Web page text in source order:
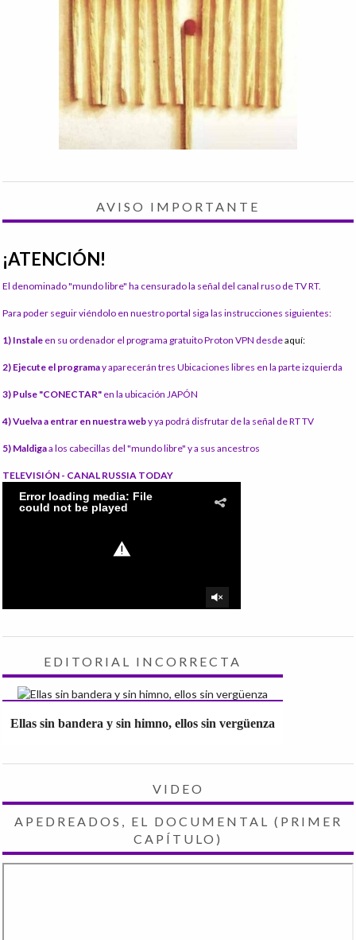
AVISO IMPORTANTE
¡ATENCIÓN!
El denominado "mundo libre" ha censurado la señal del canal ruso de TV RT.
Para poder seguir viéndolo en nuestro portal siga las instrucciones siguientes:
1) Instale en su ordenador el programa gratuito Proton VPN desdeaquí:
2) Ejecute el programay aparecerán tres Ubicaciones libres en la parte izquierda
3) Pulse "CONECTAR" en la ubicación JAPÓN
4) Vuelva a entrar en nuestra weby ya podrá disfrutar de la señal de RT TV
5) Maldigaa los cabecillas del "mundo libre" y a sus ancestros
TELEVISIÓN - CANAL RUSSIA TODAY
EDITORIAL INCORRECTA
Ellas sin bandera y sin himno, ellos sin vergüenza
VIDEO
APEDREADOS, EL DOCUMENTAL (PRIMER
CAPÍTULO)